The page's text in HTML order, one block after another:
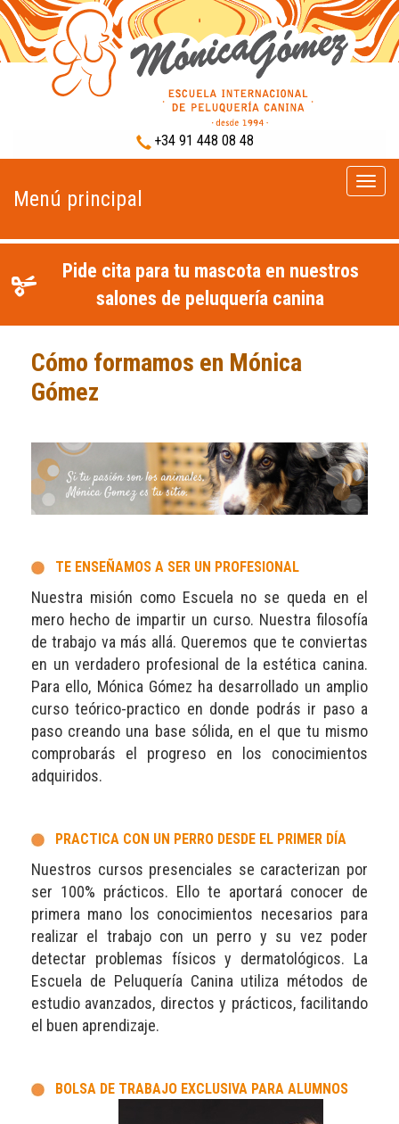
+34 91 448 08 48
Menú
Menú principal
Pide cita para tu mascota en nuestros
salones de peluquería canina
Cómo formamos en Mónica
Gómez
TE ENSEÑAMOS A SER UN PROFESIONAL
Nuestra misión como Escuela no se queda en el
mero hecho de impartir un curso. Nuestra filosofía
de trabajo va más allá. Queremos que te conviertas
en un verdadero profesional de la estética canina.
Para ello, Mónica Gómez ha desarrollado un amplio
curso teórico-practico en donde podrás ir paso a
paso creando una base sólida, en el que tu mismo
comprobarás el progreso en los conocimientos
adquiridos.
PRACTICA CON UN PERRO DESDE EL PRIMER DÍA
Nuestros cursos presenciales se caracterizan por
ser 100% prácticos. Ello te aportará conocer de
primera mano los conocimientos necesarios para
realizar el trabajo con un perro y su vez poder
detectar problemas físicos y dermatológicos. La
Escuela de Peluquería Canina utiliza métodos de
estudio avanzados, directos y prácticos, facilitando
el buen aprendizaje.
BOLSA DE TRABAJO EXCLUSIVA PARA ALUMNOS